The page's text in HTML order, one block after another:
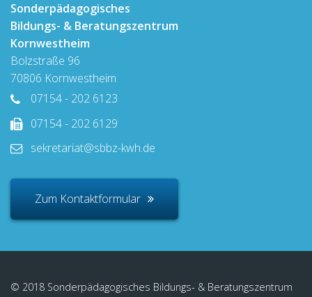
Sonderpädagogisches
Bildungs- & Beratungszentrum
Kornwestheim
Bolzstraße 96
70806 Kornwestheim
07154 - 202 6123
07154 - 202 6129
sekretariat@sbbz-kwh.de
Zum Kontaktformular
© 2018 Sonderpädagogisches Bildungs- & Beratungszentrum